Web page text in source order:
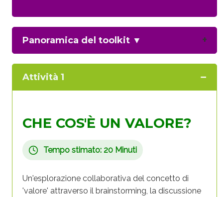
Panoramica del toolkit ▼
Attività 1
CHE COS'È UN VALORE?
Tempo stimato: 20 Minuti
Un'esplorazione collaborativa del concetto di
'valore' attraverso il brainstorming, la discussione